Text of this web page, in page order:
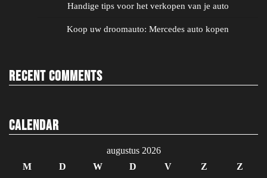
Handige tips voor het verkopen van je auto
Koop uw droomauto: Mercedes auto kopen
Recent Comments
Calendar
augustus 2026
M
D W D V Z
Z